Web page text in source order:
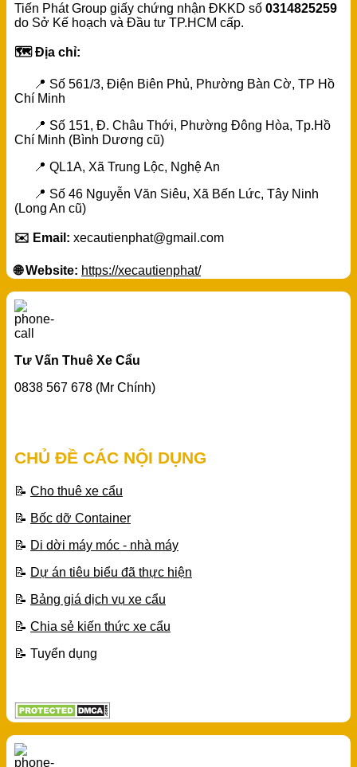
Tiến Phát Group giấy chứng nhận ĐKKD số 0314825259
do Sở Kế hoạch và Đầu tư TP.HCM cấp.
🗺️ Địa chỉ:
📍 Số 561/3, Điện Biên Phủ, Phường Bàn Cờ, TP Hồ
Chí Minh
📍 Số 151, Đ. Châu Thới, Phường Đông Hòa, Tp.Hồ
Chí Minh (Bình Dương cũ)
📍 QL1A, Xã Trung Lộc, Nghệ An
📍 Số 46 Nguyễn Văn Siêu, Xã Bến Lức, Tây Ninh
(Long An cũ)
✉️ Email: xecautienphat@gmail.com
🌐 Website: https://xecautienphat/
Tư Vấn Thuê Xe Cẩu
0838 567 678 (Mr Chính)
CHỦ ĐỀ CÁC NỘI DỤNG
📝 Cho thuê xe cẩu
📝 Bốc dỡ Container
📝 Di dời máy móc - nhà máy
📝 Dự án tiêu biểu đã thực hiện
📝 Bảng giá dịch vụ xe cẩu
📝 Chia sẻ kiến thức xe cẩu
📝 Tuyển dụng